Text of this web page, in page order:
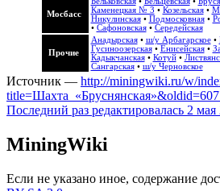
Мосбасс
Каменецкая № 3 • Козельская•
Никулинская• Подмосковная•
• Сафоновская• Середейская
Прочие
Анадырская• ш/у Арбагарское•
Гусиноозерская• Енисейская•
Кадыкчанская• Котуй•
Сангарская• ш/у Черновское
Источник — http://miningwiki.ru/w/
Последний раз редактировалась 2 мая
MiningWiki
Если не указано иное, содержание